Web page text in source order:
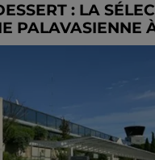
: LA
PALAVASIENNE